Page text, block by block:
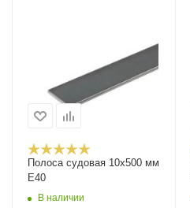
Полоса судовая 10х500 мм
E40
В наличии